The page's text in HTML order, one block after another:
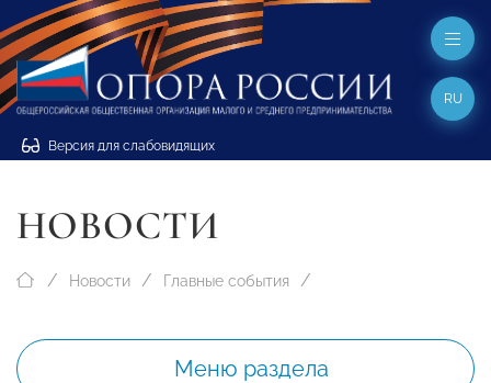
Версия для слабовидящих
RU
НОВОСТИ
Новости Главные события
Меню раздела